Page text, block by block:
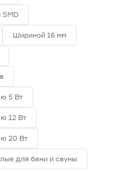
SMD
Шириной 16 мм
5 Вт
12 Вт
20 Вт
для бани и сауны